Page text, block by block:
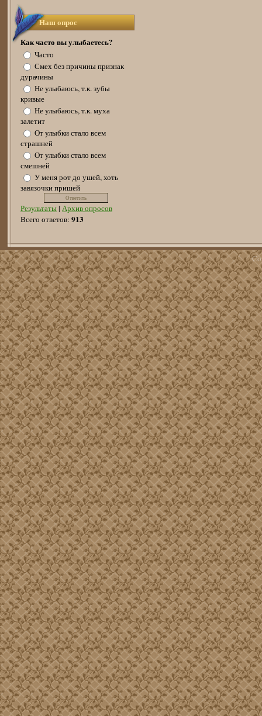
Наш опрос
Как часто вы улыбаетесь?
Часто
Смех без причины признак
дурачины
Не улыбаюсь, т.к. зубы
кривые
Не улыбаюсь, т.к. муха
залетит
От улыбки стало всем
страшней
От улыбки стало всем
смешней
У меня рот до ушей, хоть
завязочки пришей
Результаты | Архив опросов
Всего ответов: 913